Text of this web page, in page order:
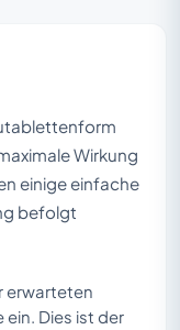
Wirkung
einige einfache
befolgt
erwarteten
ein. Dies ist der